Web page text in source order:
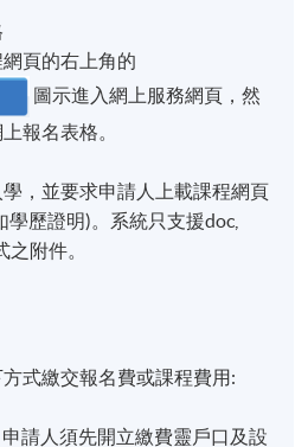
頁的右上角的
圖示進入網上服務網頁，然
報名表格。
，並要求申請人上載課程網頁
學歷證明)。系統只支援doc,
之附件。
式繳交報名費或課程費用:
請人須先開立繳費靈戶口及設